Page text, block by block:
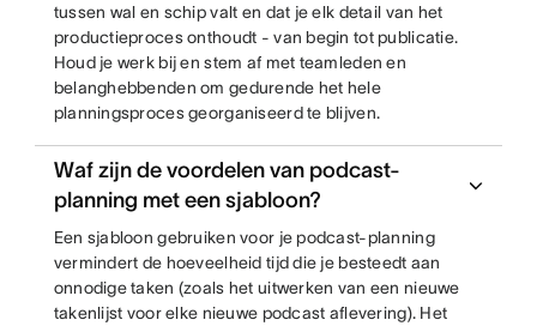
tussen wal en schip valt en dat je elk detail van het
productieproces onthoudt - van begin tot publicatie.
Houd je werk bij en stem af met teamleden en
belanghebbenden om gedurende het hele
planningsproces georganiseerd te blijven.
Waf zijn de voordelen van podcast-
planning met een sjabloon?
Een sjabloon gebruiken voor je podcast-planning
vermindert de hoeveelheid tijd die je besteedt aan
onnodige taken (zoals het uitwerken van een nieuwe
takenlijst voor elke nieuwe podcast aflevering). Het